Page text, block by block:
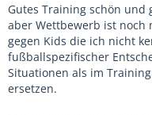
Gutes Training schön
aber Wettbewerb ist noch
gegen Kids die ich nicht
fußballspezifischer
Situationen als im
ersetzen.